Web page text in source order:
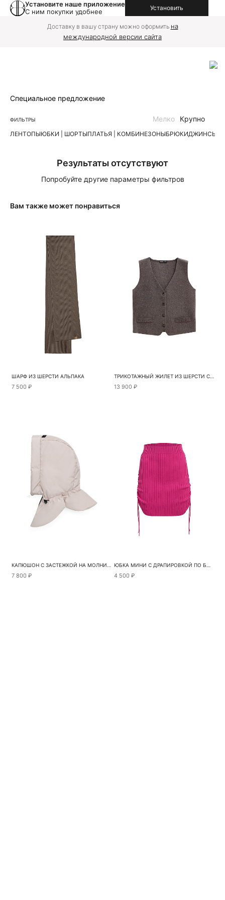
Установите наше приложение
С ним покупки удобнее
Установить
Доставку в вашу страну можно оформить на
международной версии сайта
Специальное предложение
ФИЛЬТРЫ
ЛЕНТОПЫЮБКИ | ШОРТЫПЛАТЬЯ | КОМБИНЕЗОНЫБРЮКИДЖИНСЫ
Мелко Крупно
Результаты отсутствуют
Попробуйте другие параметры фильтров
Вам также может понравиться
ШАРФ ИЗ ШЕРСТИ АЛЬПАКА
7 500 ₽
ТРИКОТАЖНЫЙ ЖИЛЕТ ИЗ ШЕРСТИ С КАШЕМИРОМ
13 900 ₽
КАПЮШОН С ЗАСТЕЖКОЙ НА МОЛНИЮ
7 800 ₽
ЮБКА МИНИ С ДРАПИРОВКОЙ ПО БОКАМ
4 500 ₽